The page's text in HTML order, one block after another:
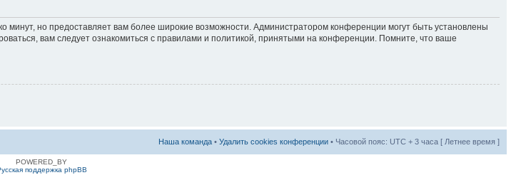
но предоставляет вам более широкие возможности. Администратором конференции могут быть установлены
вам следует ознакомиться с правилами и политикой, принятыми на конференции. Помните, что ваше
Наша команда • Удалить cookies конференции • Часовой пояс: UTC + 3 часа [ Летнее время ]
POWERED_BY
поддержка phpBB